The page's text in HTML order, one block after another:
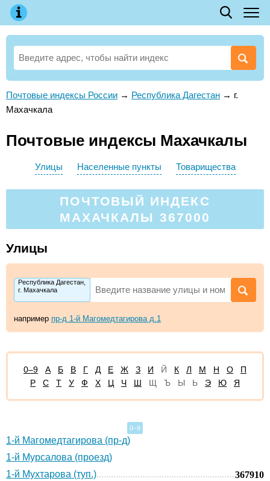
Почтовые индексы России → Республика Дагестан → г.
Махачкала
Почтовые индексы Махачкалы
Улицы Населенные пункты Товарищества
ПОЧТОВЫЙ ИНДЕКС
МАХАЧКАЛЫ 367000
Улицы
Республика Дагестан,
г. Махачкала
например пр-д 1-й Магомедтагирова д.1
0–9 А Б В Г Д Е Ж З И Й К Л М Н О
П
Р
С Т У Ф Х Ц Ч Ш Щ Ъ Ы Ь Э Ю Я
0–9
1-й Магомедтагирова (пр-д)
1-й Мурсалова (проезд)
1-й Мухтарова (туп.)
367910